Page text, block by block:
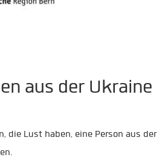
aus der Ukraine
die Lust haben, eine Person aus der